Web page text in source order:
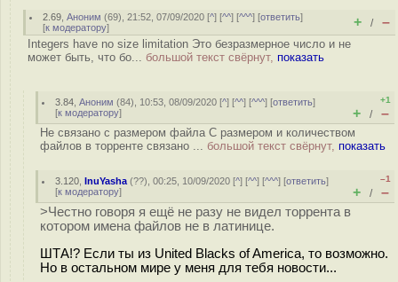
2.69 ,Аноним (69), 21:52, 07/09/2020 [^] [^^] [^^^] [ответить]
[к модератору] + / –
Integers have no size limitation Это безразмерное число и не
может быть, что бо... большой текст свёрнут, показать
3.84 ,Аноним (84), 10:53, 08/09/2020 [^] [^^] [^^^] [ответить]
[к модератору]
+1
+ / –
Не связано с размером файла С размером и количеством
файлов в торренте связано ... большой текст свёрнут, показать
3.120 ,InuYasha (??), 00:25, 10/09/2020 [^] [^^] [^^^] [ответить]
[к модератору]
–1
+ / –
>Честно говоря я ещё не разу не видел торрента в
котором имена файлов не в латинице.
ШТА!? Если ты из United Blacks of America, то возможно.
Но в остальном мире у меня для тебя новости...